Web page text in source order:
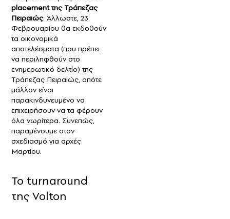
placement της Τράπεζας
Πειραιώς. Άλλωστε, 23
Φεβρουαρίου θα εκδοθούν
τα οικονομικά
αποτελέσματα (που πρέπει
να περιληφθούν στο
ενημερωτικό δελτίο) της
Τράπεζας Πειραιώς, οπότε
μάλλον είναι
παρακινδυνευμένο να
επιχειρήσουν να τα φέρουν
όλα νωρίτερα. Συνεπώς,
παραμένουμε στον
σχεδιασμό για αρχές
Μαρτίου.
Το turnaround
της Volton